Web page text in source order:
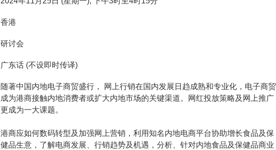
香港
研讨会
广东话 (不设即时传译)
随著中国内地电子商贸盛行， 网上行销在国内发展日趋成熟和专业化，电子商贸
成为港商接触内地消费者或扩大内地市场的关键渠道。网红投放策略及网上推广
更成为一大课题。
港商应如何数码转型及加强网上营销，利用知名内地电商平台协助增长食品及保
健品生意，了解电商发展、行销趋势及机遇，分析、针对内地食品及保健品商业